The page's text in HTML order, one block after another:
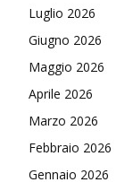
Luglio 2026
Giugno 2026
Maggio 2026
Aprile 2026
Marzo 2026
Febbraio 2026
Gennaio 2026